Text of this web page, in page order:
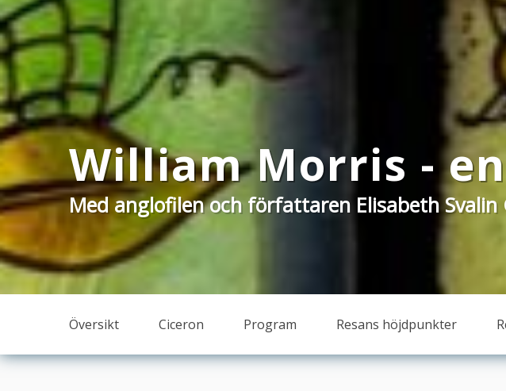
William Morris -
Med anglofilen och författaren Elisabeth Svalin
Översikt Ciceron Program Resans höjdpunkter